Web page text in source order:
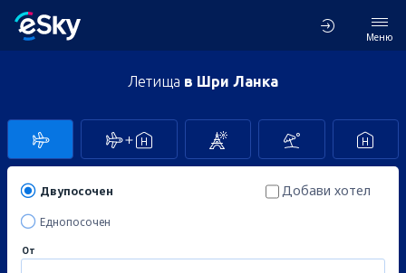
Меню
Летища в Шри Ланка
Двупосочен
Еднопосочен
Добави хотел
От